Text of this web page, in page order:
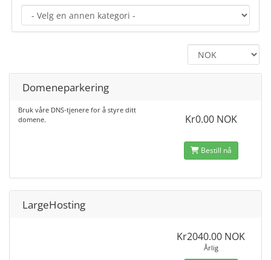
Domeneparkering
Bruk våre DNS-tjenere for å styre ditt
domene.
Kr0.00 NOK
Bestill nå
LargeHosting
Kr2040.00 NOK
Årlig